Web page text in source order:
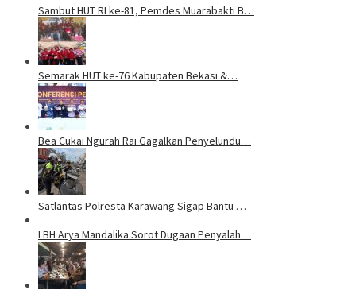
Sambut HUT RI ke-81, Pemdes Muarabakti B…
Semarak HUT ke-76 Kabupaten Bekasi &…
Bea Cukai Ngurah Rai Gagalkan Penyelundu…
Satlantas Polresta Karawang Sigap Bantu …
LBH Arya Mandalika Sorot Dugaan Penyalah…